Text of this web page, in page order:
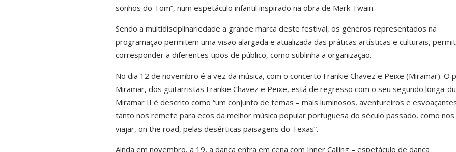
sonhos do Tom”, num espetáculo infantil inspirado na obra de Mark Twain.
Sendo a multidisciplinariedade a grande marca deste festival, os géneros representados na
programação permitem uma visão alargada e atualizada das práticas artísticas e culturais,
corresponder a diferentes tipos de público, como sublinha a organização.
No dia 12 de novembro é a vez da música, com o concerto Frankie Chavez e Peixe (Miramar). O
Miramar, dos guitarristas Frankie Chavez e Peixe, está de regresso com o seu segundo longa-
Miramar II é descrito como “um conjunto de temas – mais luminosos, aventureiros e
tanto nos remete para ecos da melhor música popular portuguesa do século passado, como
viajar, on the road, pelas desérticas paisagens do Texas”.
Ainda em novembro, a 19, a dança entra em cena com Inner Calling – espetáculo de dança